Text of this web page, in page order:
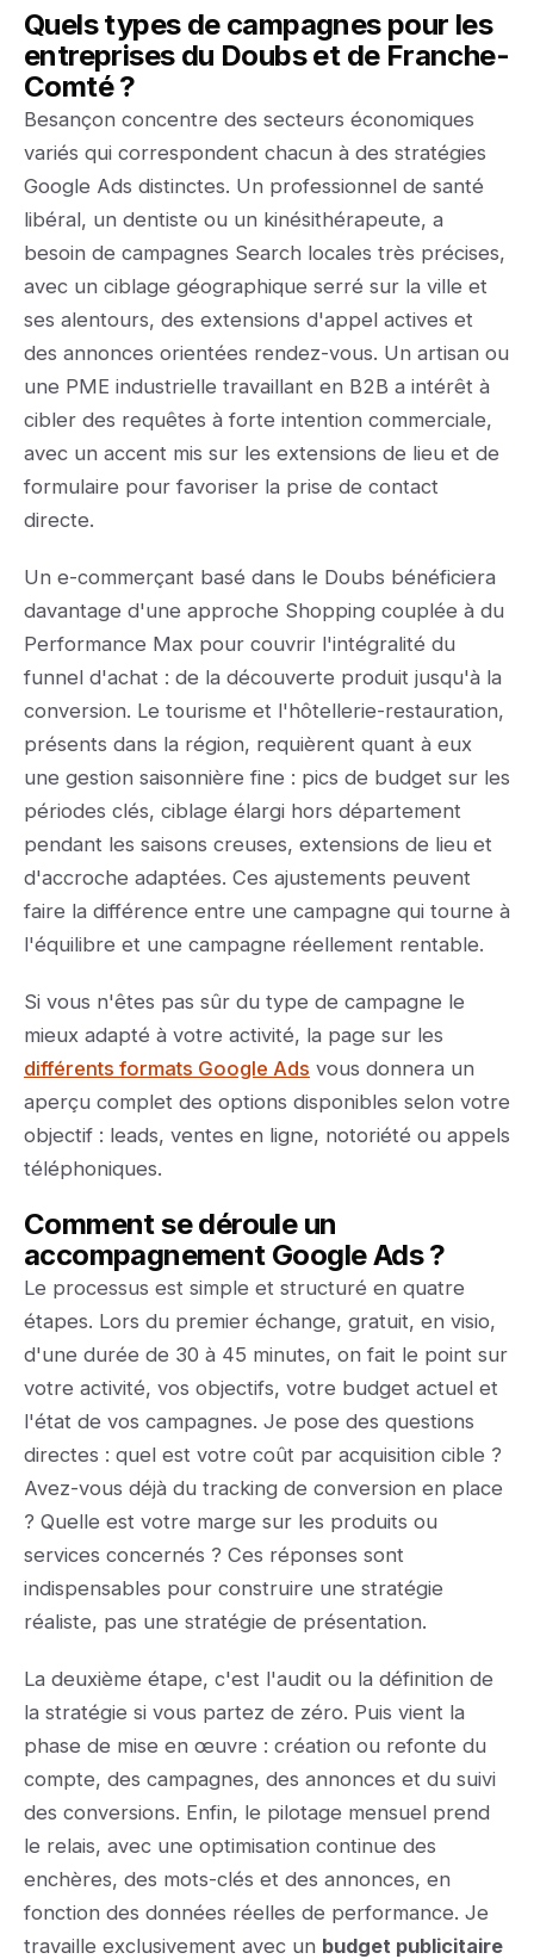
Quels types de campagnes pour les
entreprises du Doubs et de Franche-
Comté ?
Besançon concentre des secteurs économiques
variés qui correspondent chacun à des stratégies
Google Ads distinctes. Un professionnel de santé
libéral, un dentiste ou un kinésithérapeute, a
besoin de campagnes Search locales très précises,
avec un ciblage géographique serré sur la ville et
ses alentours, des extensions d'appel actives et
des annonces orientées rendez-vous. Un artisan ou
une PME industrielle travaillant en B2B a intérêt à
cibler des requêtes à forte intention commerciale,
avec un accent mis sur les extensions de lieu et de
formulaire pour favoriser la prise de contact
directe.
Un e-commerçant basé dans le Doubs bénéficiera
davantage d'une approche Shopping couplée à du
Performance Max pour couvrir l'intégralité du
funnel d'achat : de la découverte produit jusqu'à la
conversion. Le tourisme et l'hôtellerie-restauration,
présents dans la région, requièrent quant à eux
une gestion saisonnière fine : pics de budget sur les
périodes clés, ciblage élargi hors département
pendant les saisons creuses, extensions de lieu et
d'accroche adaptées. Ces ajustements peuvent
faire la différence entre une campagne qui tourne à
l'équilibre et une campagne réellement rentable.
Si vous n'êtes pas sûr du type de campagne le
mieux adapté à votre activité, la page sur les
différents formats Google Ads vous donnera un
aperçu complet des options disponibles selon votre
objectif : leads, ventes en ligne, notoriété ou appels
téléphoniques.
Comment se déroule un
accompagnement Google Ads ?
Le processus est simple et structuré en quatre
étapes. Lors du premier échange, gratuit, en visio,
d'une durée de 30 à 45 minutes, on fait le point sur
votre activité, vos objectifs, votre budget actuel et
l'état de vos campagnes. Je pose des questions
directes : quel est votre coût par acquisition cible ?
Avez-vous déjà du tracking de conversion en place
? Quelle est votre marge sur les produits ou
services concernés ? Ces réponses sont
indispensables pour construire une stratégie
réaliste, pas une stratégie de présentation.
La deuxième étape, c'est l'audit ou la définition de
la stratégie si vous partez de zéro. Puis vient la
phase de mise en œuvre : création ou refonte du
compte, des campagnes, des annonces et du suivi
des conversions. Enfin, le pilotage mensuel prend
le relais, avec une optimisation continue des
enchères, des mots-clés et des annonces, en
fonction des données réelles de performance. Je
travaille exclusivement avec un budget publicitaire